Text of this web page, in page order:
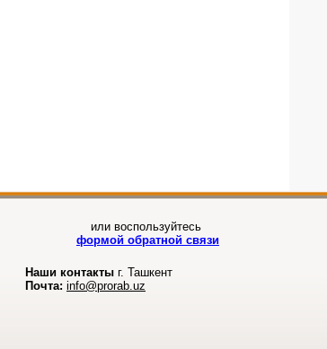
или воспользуйтесь
формой обратной связи
Наши контакты г. Ташкент
Почта: info@prorab.uz